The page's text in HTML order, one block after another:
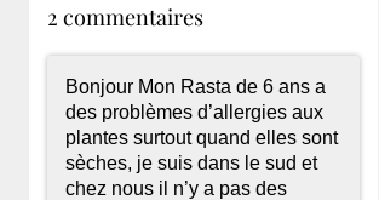
2 commentaires
Bonjour Mon Rasta de 6 ans a
des problèmes d’allergies aux
plantes surtout quand elles sont
sèches, je suis dans le sud et
chez nous il n’y a pas des